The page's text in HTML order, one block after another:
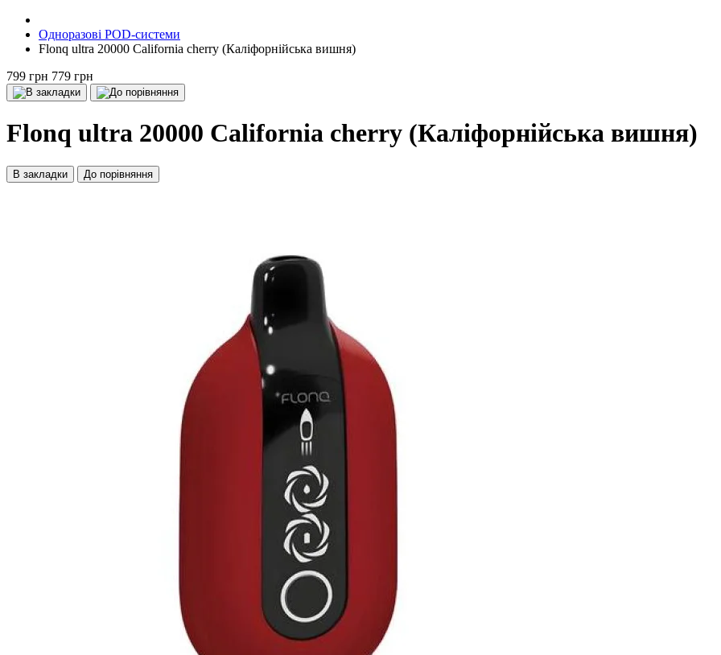
Одноразові POD-системи
Flonq ultra 20000 California cherry (Каліфорнійська вишня)
799 грн 779 грн
Flonq ultra 20000 California cherry (Каліфорнійська вишня)
В закладки До порівняння